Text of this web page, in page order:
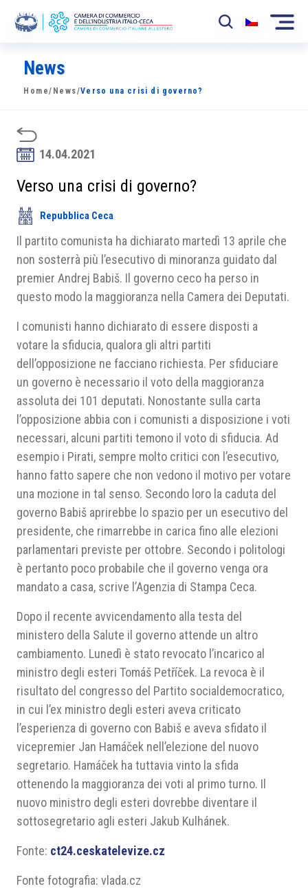
La Camera
News
Eventi
Sviluppo Mercato
Soci
Partner
Progetti
Area riservata
News
Home/ News/Verso una crisi di governo?
14.04.2021
Verso una crisi di governo?
Repubblica Ceca
Il partito comunista ha dichiarato martedì 13 aprile che
non sosterrà più l’esecutivo di minoranza guidato dal
premier Andrej Babiš. Il governo ceco ha perso in
questo modo la maggioranza nella Camera dei Deputati.
I comunisti hanno dichiarato di essere disposti a
votare la sfiducia, qualora gli altri partiti
dell’opposizione ne facciano richiesta. Per sfiduciare
un governo è necessario il voto della maggioranza
assoluta dei 101 deputati. Nonostante sulla carta
l’opposizione abbia con i comunisti a disposizione i voti
necessari, alcuni partiti temono il voto di sfiducia. Ad
esempio i Pirati, sempre molto critici con l’esecutivo,
hanno fatto sapere che non vedono il motivo per votare
una mozione in tal senso. Secondo loro la caduta del
governo Babiš aprirebbe lo spazio per un esecutivo del
presidente, che rimarrebbe in carica fino alle elezioni
parlamentari previste per ottobre. Secondo i politologi
è pertanto poco probabile che il governo venga ora
mandato a casa, scrive l’Agenzia di Stampa Ceca.
Dopo il recente avvicendamento alla testa del
ministero della Salute il governo attende un altro
cambiamento. Lunedì è stato revocato l’incarico al
ministro degli esteri Tomáš Petříček. La revoca è il
risultato del congresso del Partito socialdemocratico,
in cui l’ex ministro degli esteri aveva criticato
l’esperienza di governo con Babiš e aveva sfidato il
vicepremier Jan Hamáček nell’elezione del nuovo
segretario. Hamáček ha tuttavia vinto la sfida
ottenendo la maggioranza dei voti al primo turno. Il
nuovo ministro degli esteri dovrebbe diventare il
sottosegretario agli esteri Jakub Kulhánek.
Fonte: ct24.ceskatelevize.cz
Fonte fotografia: vlada.cz